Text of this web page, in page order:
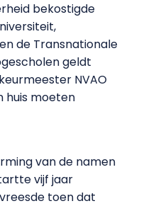
bekostigde
de Transnationale
geldt
NVAO
huis moeten
van de namen
vijf jaar
toen dat